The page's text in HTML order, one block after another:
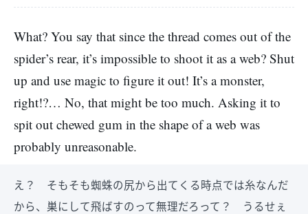
What? You say that since the thread comes out of the
spider’s rear, it’s impossible to shoot it as a web? Shut
up and use magic to figure it out! It’s a monster,
right!?… No, that might be too much. Asking it to
spit out chewed gum in the shape of a web was
probably unreasonable.
え？ そもそも蜘蛛の尻から出てくる時点では糸なんだ
から、巣にして飛ばすのって無理だろって？ うるせぇ